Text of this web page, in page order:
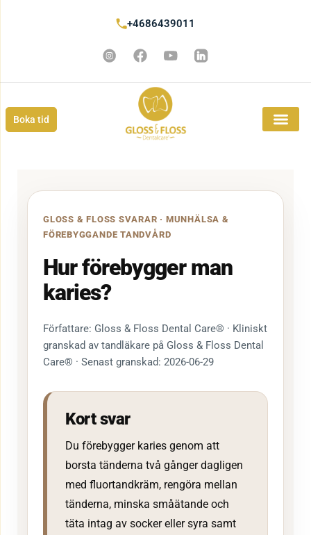
+4686439011
Boka tid
GLOSS & FLOSS SVARAR · MUNHÄLSA &
FÖREBYGGANDE TANDVÅRD
Hur förebygger man
karies?
Författare: Gloss & Floss Dental Care® · Kliniskt
granskad av tandläkare på Gloss & Floss Dental
Care® · Senast granskad: 2026-06-29
Kort svar
Du förebygger karies genom att
borsta tänderna två gånger dagligen
med fluortandkräm, rengöra mellan
tänderna, minska småätande och
täta intag av socker eller syra samt